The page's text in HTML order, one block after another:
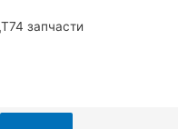
запчасти